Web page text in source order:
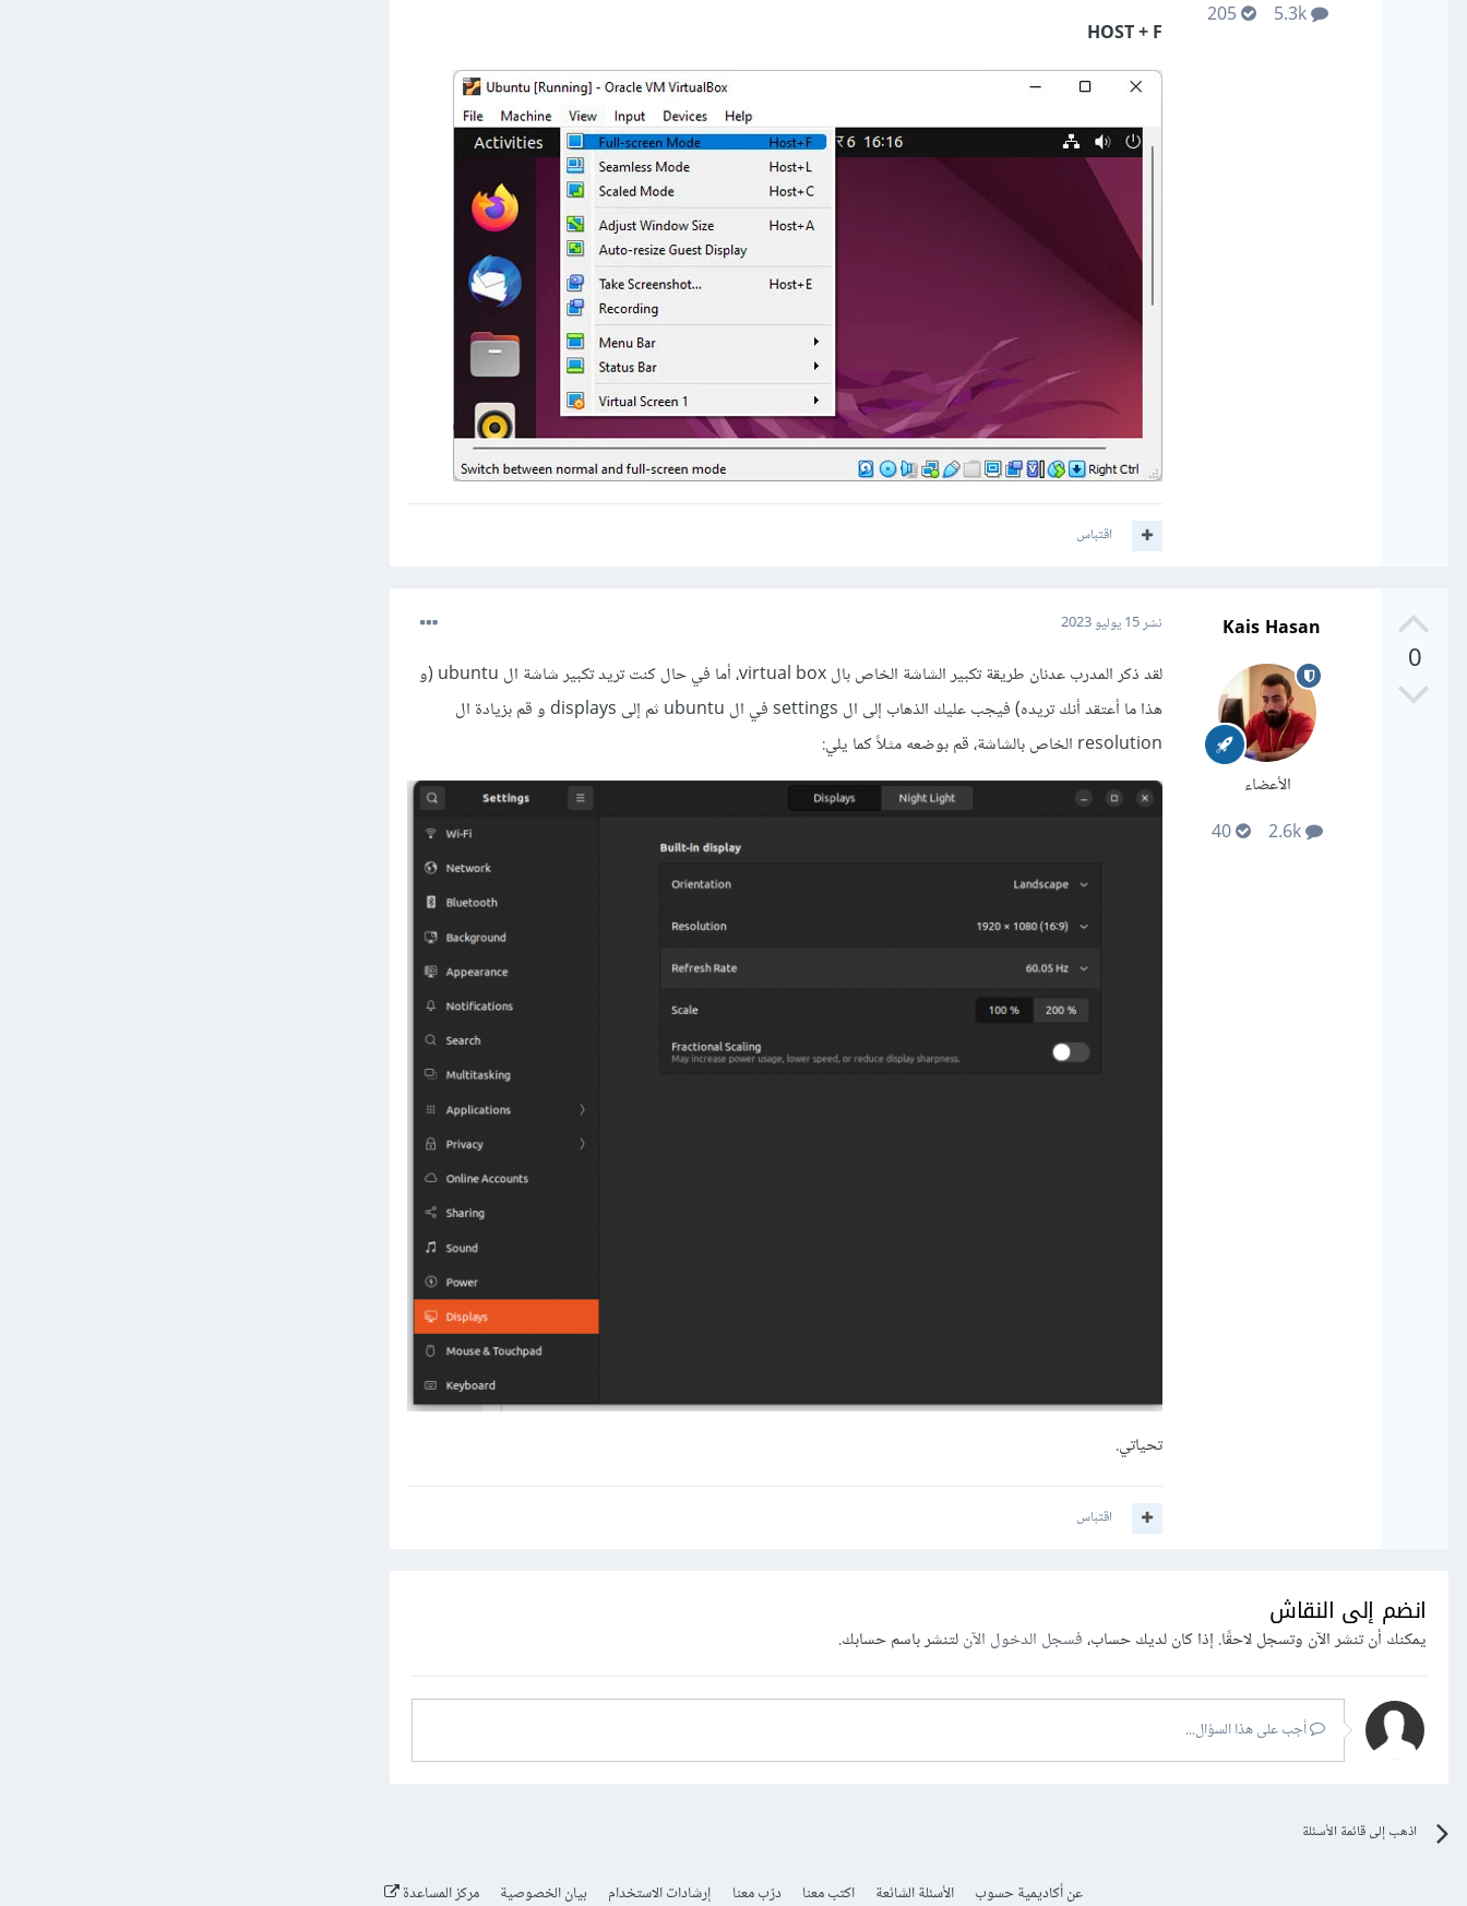
5.3k
205
HOST + F
اقتباس
0
Kais Hasan
الأعضاء
نشر15 يوليو 2023
لقد ذكر المدرب عدنان طريقة تكبير الشاشة الخاص بال virtual box، أما في حال كنت تريد تكبير شاشة ال ubuntu (و
هذا ما أعتقد أنك تريده) فيجب عليك الذهاب إلى ال settings في ال ubuntu ثم إلى displays و قم بزيادة ال
resolution الخاص بالشاشة، قم بوضعه مثلاً كما يلي:
تحياتي.
اقتباس
انضم إلى النقاش
يمكنك أن تنشر الآن وتسجل لاحقًا. إذا كان لديك حساب،فسجل الدخول الآنلتنشر باسم حسابك.
أجب على هذا السؤال...
اذهب إلى قائمة الأسئلة
عن أكاديمية حسوب الأسئلة الشائعة اكتب معنا درّب معنا إرشادات الاستخدام بيان الخصوصية مركز المساعدة